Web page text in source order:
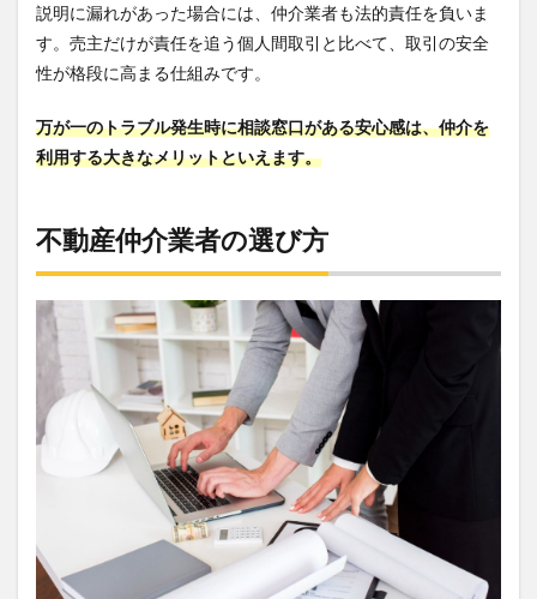
説明に漏れがあった場合には、仲介業者も法的責任を負いま
す。売主だけが責任を追う個人間取引と比べて、取引の安全
性が格段に高まる仕組みです。
万が一のトラブル発生時に相談窓口がある安心感は、仲介を
利用する大きなメリットといえます。
不動産仲介業者の選び方